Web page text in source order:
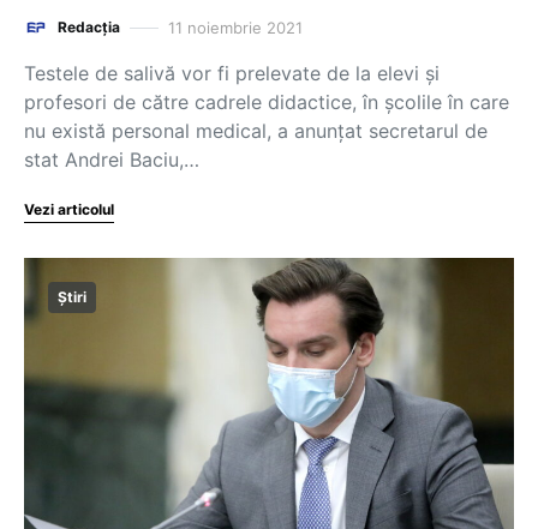
Redacția 11 noiembrie 2021
Testele de salivă vor fi prelevate de la elevi și
profesori de către cadrele didactice, în școlile în care
nu există personal medical, a anunțat secretarul de
stat Andrei Baciu,…
Vezi articolul
Știri